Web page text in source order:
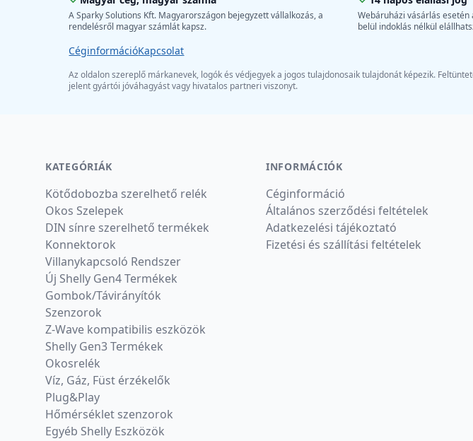
A Sparky Solutions Kft. Magyarországon bejegyzett vállalkozás, a
rendelésről magyar számlát kapsz.
Webáruházi vásárlás
belül indoklás nélkül
CéginformációKapcsolat
Az oldalon szereplő márkanevek, logók és védjegyek a jogos tulajdonosaik tulajdonát képezik.
jelent gyártói jóváhagyást vagy hivatalos partneri viszonyt.
KATEGÓRIÁK
Kötődobozba szerelhető relék
Okos Szelepek
DIN sínre szerelhető termékek
Konnektorok
Villanykapcsoló Rendszer
Új Shelly Gen4 Termékek
Gombok/Távirányítók
Szenzorok
Z-Wave kompatibilis eszközök
Shelly Gen3 Termékek
Okosrelék
Víz, Gáz, Füst érzékelők
Plug&Play
Hőmérséklet szenzorok
Egyéb Shelly Eszközök
INFORMÁCIÓK
Céginformáció
Általános szerződési feltételek
Adatkezelési tájékoztató
Fizetési és szállítási feltételek